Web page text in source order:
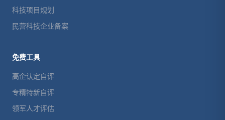
科技项目规划
民营科技企业备案
免费工具
高企认定自评
专精特新自评
领军人才评估